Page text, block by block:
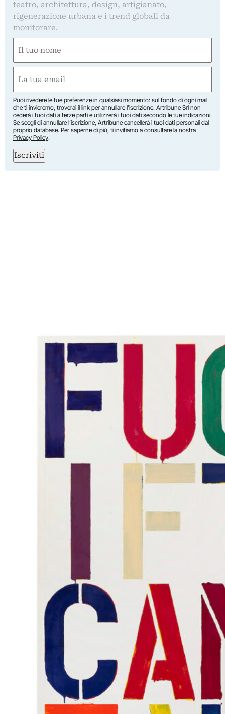
teatro, architettura, design, artigianato,
rigenerazione urbana e i trend globali da
monitorare.
(Required)
First
(Required)
Puoi rivedere le tue preferenze in qualsiasi momento: sul fondo di ogni mail
che ti invieremo, troverai il link per annullare l’iscrizione. Artribune Srl non
cederà i tuoi dati a terze parti e utilizzerà i tuoi dati secondo le tue indicazioni.
Se scegli di annullare l’iscrizione, Artribune cancellerà i tuoi dati personali dal
proprio database. Per saperne di più, ti invitiamo a consultare la nostra
Privacy Policy.
Iscriviti